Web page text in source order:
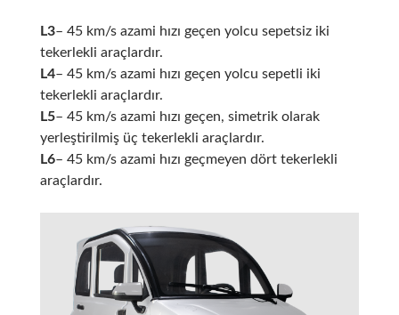
L3– 45 km/s azami hızı geçen yolcu sepetsiz iki
tekerlekli araçlardır.
L4– 45 km/s azami hızı geçen yolcu sepetli iki
tekerlekli araçlardır.
L5– 45 km/s azami hızı geçen, simetrik olarak
yerleştirilmiş üç tekerlekli araçlardır.
L6– 45 km/s azami hızı geçmeyen dört tekerlekli
araçlardır.